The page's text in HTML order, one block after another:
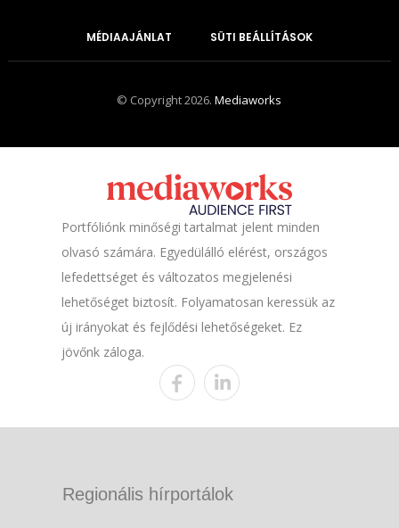
MÉDIAAJÁNLAT SÜTI BEÁLLÍTÁSOK
© Copyright 2026.Mediaworks
Portfóliónk minőségi tartalmat jelent minden
olvasó számára. Egyedülálló elérést, országos
lefedettséget és változatos megjelenési
lehetőséget biztosít. Folyamatosan keressük az
új irányokat és fejlődési lehetőségeket. Ez
jövőnk záloga.
Regionális hírportálok